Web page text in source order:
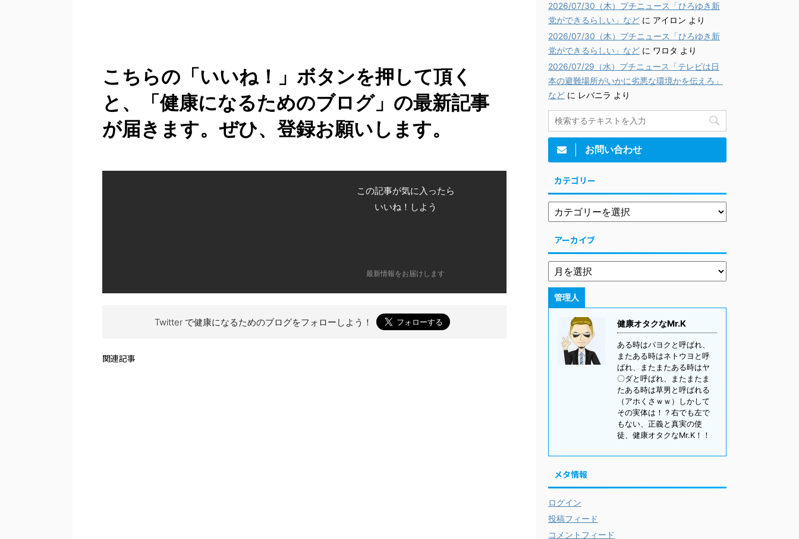
こちらの「いいね！」ボタンを押して頂く
と、「健康になるためのブログ」の最新記事
が届きます。ぜひ、登録お願いします。
この記事が気に入ったら
いいね！しよう
最新情報をお届けします
Twitter で健康になるためのブログをフォローしよう！
関連記事
2026/07/30（木）プチニュース「ひろゆき新
党ができるらしい」など に アイロン より
2026/07/30（木）プチニュース「ひろゆき新
党ができるらしい」など に ワロタ より
2026/07/29（水）プチニュース「テレビは日
本の避難場所がいかに劣悪な環境かを伝えろ」
など に レバニラ より
お問い合わせ
カテゴリー
アーカイブ
管理人
健康オタクなMr.K
ある時はパヨクと呼ばれ、
またある時はネトウヨと呼
ばれ、またまたある時はヤ
〇ダと呼ばれ、またまたま
たある時は草男と呼ばれる
（アホくさｗｗ）しかして
その実体は！？右でも左で
もない、正義と真実の使
徒、健康オタクなMr.K！！
メタ情報
ログイン
投稿フィード
コメントフィード